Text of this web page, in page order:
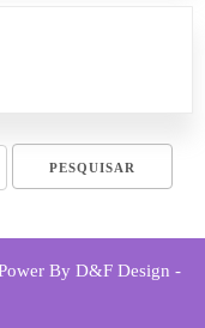
By D&F Design -